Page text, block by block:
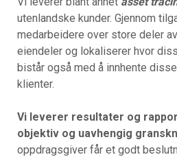
utenlandske kunder. Gjennom
medarbeidere over store deler
eiendeler og lokaliserer hvor
bistår også med å innhente
klienter.
Vi leverer resultater og
objektiv og uavhengig
oppdragsgiver får et godt